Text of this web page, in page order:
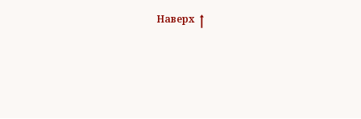
Наверх